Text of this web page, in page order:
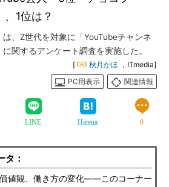
1位は？
、Z世代を対象に「YouTubeチャンネ
関するアンケート調査を実施した。
[ 秋月かほ ，ITmedia]
PC用表示
関連情報
LINE Hatena 0
タ：
値観、働き方の変化――このコーナー